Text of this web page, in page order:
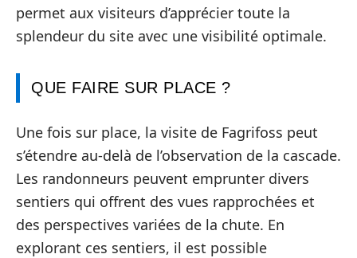
permet aux visiteurs d’apprécier toute la
splendeur du site avec une visibilité optimale.
QUE FAIRE SUR PLACE ?
Une fois sur place, la visite de Fagrifoss peut
s’étendre au-delà de l’observation de la cascade.
Les randonneurs peuvent emprunter divers
sentiers qui offrent des vues rapprochées et
des perspectives variées de la chute. En
explorant ces sentiers, il est possible